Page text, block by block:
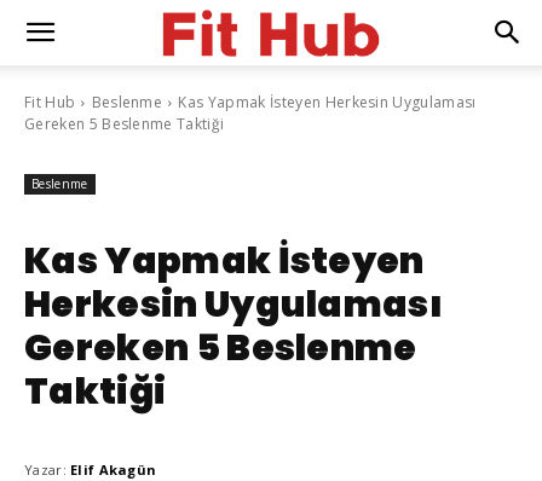
Fit Hub Beslenme
Kas Yapmak İsteyen Herkesin Uygulaması
Gereken 5 Beslenme Taktiği
Beslenme
Kas Yapmak İsteyen
Herkesin Uygulaması
Gereken 5 Beslenme
Taktiği
Yazar: Elif Akagün